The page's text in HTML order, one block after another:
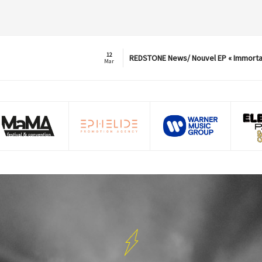
12
Mar
REDSTONE News/ Nouvel EP «